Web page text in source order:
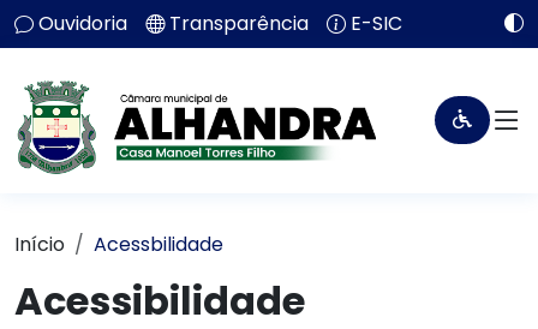
Ouvidoria Transparência E-SIC
Início Acessbilidade
Acessibilidade